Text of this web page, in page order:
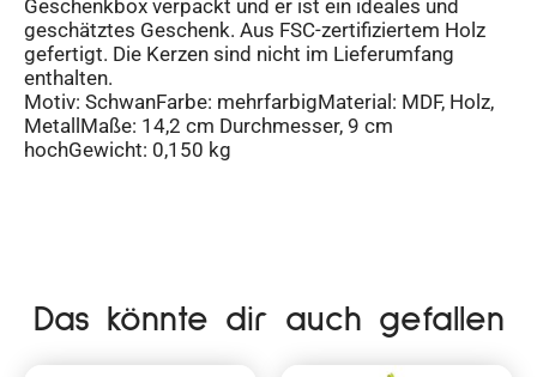
Geschenkbox verpackt und er ist ein ideales und
geschätztes Geschenk. Aus FSC-zertifiziertem Holz
gefertigt. Die Kerzen sind nicht im Lieferumfang
enthalten.
Motiv: SchwanFarbe: mehrfarbigMaterial: MDF, Holz,
MetallMaße: 14,2 cm Durchmesser, 9 cm
hochGewicht: 0,150 kg
Das könnte dir auch gefallen